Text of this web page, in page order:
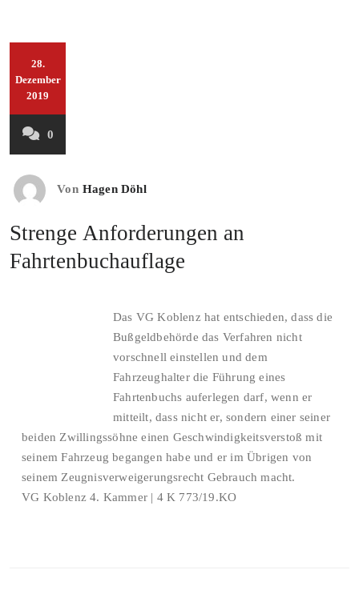
28.
Dezember
2019
0
Von Hagen Döhl
Strenge Anforderungen an
Fahrtenbuchauflage
Das VG Koblenz hat entschieden, dass die
Bußgeldbehörde das Verfahren nicht
vorschnell einstellen und dem
Fahrzeughalter die Führung eines
Fahrtenbuchs auferlegen darf, wenn er
mitteilt, dass nicht er, sondern einer seiner
beiden Zwillingssöhne einen Geschwindigkeitsverstoß mit
seinem Fahrzeug begangen habe und er im Übrigen von
seinem Zeugnisverweigerungsrecht Gebrauch macht.
VG Koblenz 4. Kammer | 4 K 773/19.KO